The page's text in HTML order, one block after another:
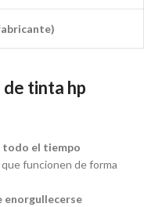
tinta hp
todo el tiempo
funcionen de forma
enorgullecerse